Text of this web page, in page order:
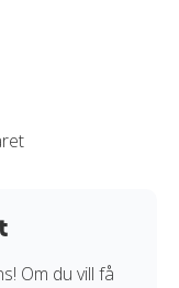
Om du vill få